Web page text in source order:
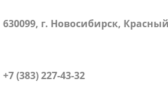
630099, г. Новосибирск,
+7 (383) 227-43-32